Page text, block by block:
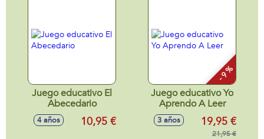
Juego educativo El
Abecedario
4 años 10,95 €
- 9 %
Juego educativo Yo
Aprendo A Leer
3 años 19,95 €
21,95 €